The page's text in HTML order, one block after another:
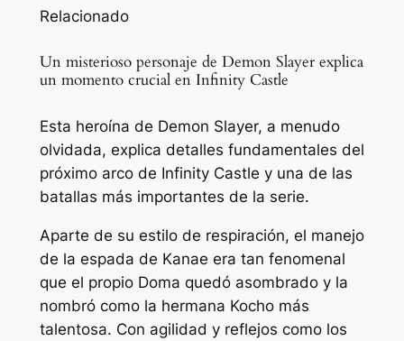
Relacionado
Un misterioso personaje de Demon Slayer explica
un momento crucial en Infinity Castle
Esta heroína de Demon Slayer, a menudo
olvidada, explica detalles fundamentales del
próximo arco de Infinity Castle y una de las
batallas más importantes de la serie.
Aparte de su estilo de respiración, el manejo
de la espada de Kanae era tan fenomenal
que el propio Doma quedó asombrado y la
nombró como la hermana Kocho más
talentosa. Con agilidad y reflejos como los